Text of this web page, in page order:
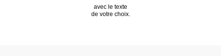
avec le texte
de votre choix.